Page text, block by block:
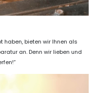
haben, bieten wir Ihnen als
an. Denn wir lieben und